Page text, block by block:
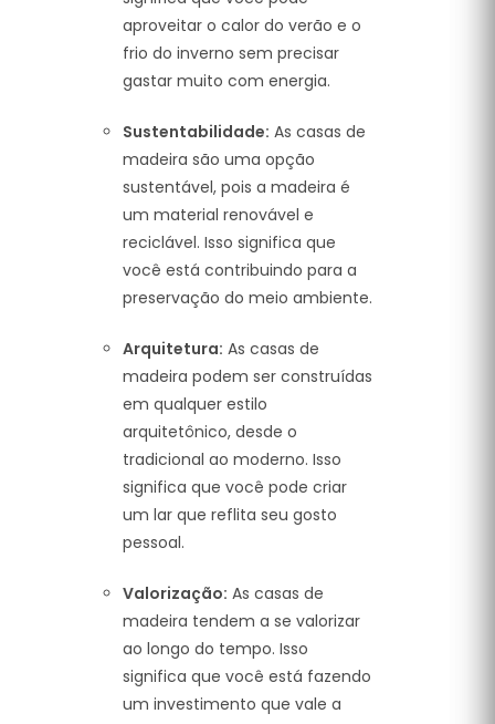
aproveitar o calor do verão e o
frio do inverno sem precisar
gastar muito com energia.
Sustentabilidade: As casas de
madeira são uma opção
sustentável, pois a madeira é
um material renovável e
reciclável. Isso significa que
você está contribuindo para a
preservação do meio ambiente.
Arquitetura: As casas de
madeira podem ser construídas
em qualquer estilo
arquitetônico, desde o
tradicional ao moderno. Isso
significa que você pode criar
um lar que reflita seu gosto
pessoal.
Valorização: As casas de
madeira tendem a se valorizar
ao longo do tempo. Isso
significa que você está fazendo
um investimento que vale a